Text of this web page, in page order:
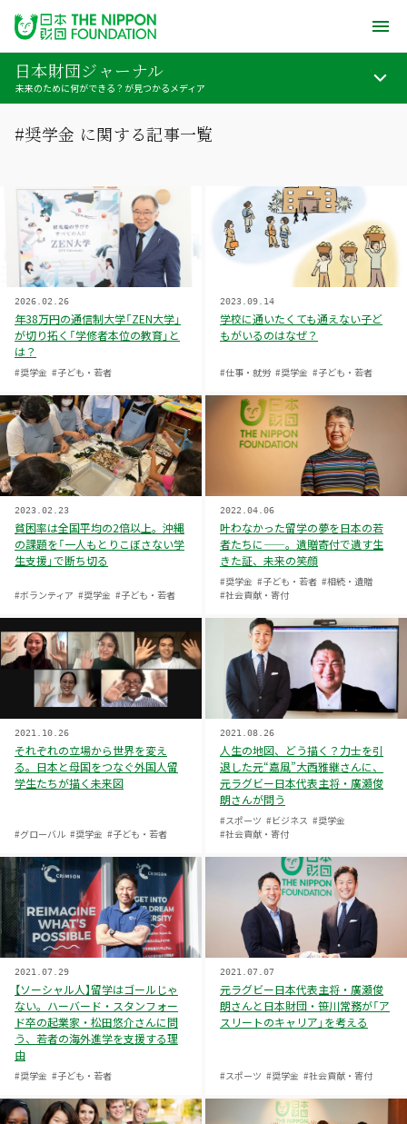
日本財団ジャーナル
未来のために何ができる？が見つかるメディア
#奨学金 に関する記事一覧
年38万円の通信制大学「ZEN大学」
が切り拓く「学修者本位の教育」と
は？
2026.02.26
#奨学金 #子ども・若者
学校に通いたくても通えない子ど
もがいるのはなぜ？
2023.09.14
#仕事・就労 #奨学金 #子ども・若者
貧困率は全国平均の2倍以上。沖縄
の課題を「一人もとりこぼさない学
生支援」で断ち切る
2023.02.23
#ボランティア #奨学金 #子ども・若者
叶わなかった留学の夢を日本の若
者たちに——。遺贈寄付で遺す生
きた証、未来の笑顔
2022.04.06
#奨学金 #子ども・若者 #相続・遺贈
#社会貢献・寄付
それぞれの立場から世界を変え
る。日本と母国をつなぐ外国人留
学生たちが描く未来図
2021.10.26
#グローバル #奨学金 #子ども・若者
人生の地図、どう描く？力士を引
退した元“嘉風”大西雅継さんに、
元ラグビー日本代表主将・廣瀬俊
朗さんが問う
2021.08.26
#スポーツ #ビジネス #奨学金
#社会貢献・寄付
【ソーシャル人】留学はゴールじゃ
ない。ハーバード・スタンフォー
ド卒の起業家・松田悠介さんに問
う、若者の海外進学を支援する理
由
2021.07.29
#奨学金 #子ども・若者
元ラグビー日本代表主将・廣瀬俊
朗さんと日本財団・笹川常務が「ア
スリートのキャリア」を考える
2021.07.07
#スポーツ #奨学金 #社会貢献・寄付